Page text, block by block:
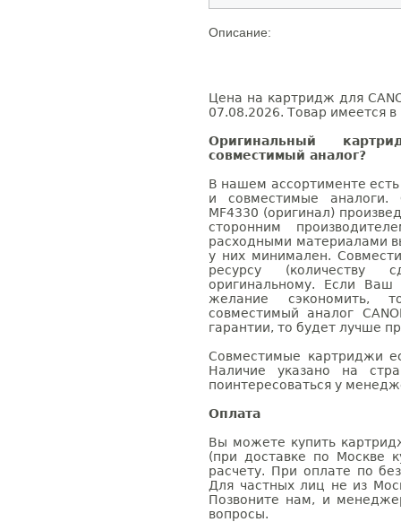
Описание:
Цена на картридж для
07.08.2026. Товар имеется в
Оригинальный
совместимый аналог?
В нашем ассортименте
и совместимые аналоги.
MF4330 (оригинал)
сторонним
расходными материалами
у них минимален.
ресурсу (количеству
оригинальному. Если
желание сэкономить,
совместимый аналог
гарантии, то будет лучше
Совместимые картриджи
Наличие указано на
поинтересоваться у
Оплата
Вы можете купить
(при доставке по Москве
расчету. При оплате по
Для частных лиц не из
Позвоните нам, и
вопросы.